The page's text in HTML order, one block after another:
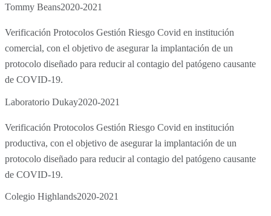
Tommy Beans2020-2021
Verificación Protocolos Gestión Riesgo Covid en institución
comercial, con el objetivo de asegurar la implantación de un
protocolo diseñado para reducir al contagio del patógeno causante
de COVID-19.
Laboratorio Dukay2020-2021
Verificación Protocolos Gestión Riesgo Covid en institución
productiva, con el objetivo de asegurar la implantación de un
protocolo diseñado para reducir al contagio del patógeno causante
de COVID-19.
Colegio Highlands2020-2021